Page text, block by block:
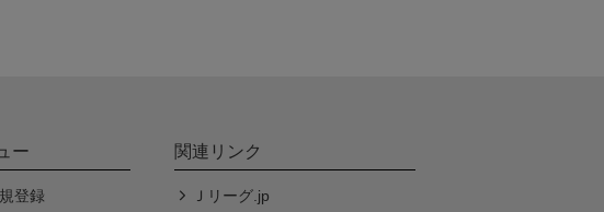
ー
登録
関連リンク
Ｊリーグ.jp